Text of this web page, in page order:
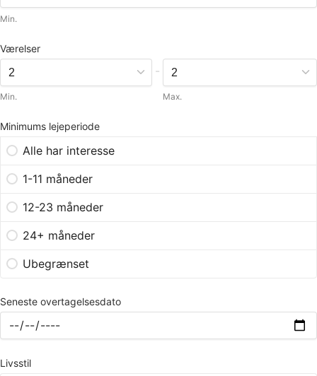
Min.
Værelser
Min.
-
Max.
Minimums lejeperiode
Alle har interesse
1-11 måneder
12-23 måneder
24+ måneder
Ubegrænset
Seneste overtagelsesdato
Livsstil